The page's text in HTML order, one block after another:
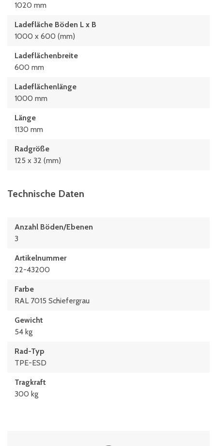
1020 mm
Ladefläche Böden L x B
1000 x 600 (mm)
Ladeflächenbreite
600 mm
Ladeflächenlänge
1000 mm
Länge
1130 mm
Radgröße
125 x 32 (mm)
Technische Daten
Anzahl Böden/Ebenen
3
Artikelnummer
22-43200
Farbe
RAL 7015 Schiefergrau
Gewicht
54 kg
Rad-Typ
TPE-ESD
Tragkraft
300 kg